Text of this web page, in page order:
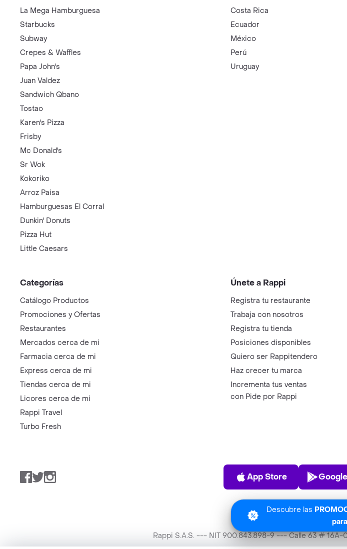
Descubre las
La Mega Hamburguesa
Starbucks
Subway
Crepes & Waffles
Papa John's
Juan Valdez
Sandwich Qbano
Tostao
Karen's Pizza
Frisby
Mc Donald's
Sr Wok
Kokoriko
Arroz Paisa
Hamburguesas El Corral
Dunkin' Donuts
Pizza Hut
Little Caesars
Costa Rica
Ecuador
México
Perú
Uruguay
Categorías
Catálogo Productos
Promociones y Ofertas
Restaurantes
Mercados cerca de mi
Farmacia cerca de mi
Express cerca de mi
Tiendas cerca de mi
Licores cerca de mi
Rappi Travel
Turbo Fresh
Únete a Rappi
Registra tu restaurante
Trabaja con nosotros
Registra tu tienda
Posiciones disponibles
Quiero ser Rappitendero
Haz crecer tu marca
Incrementa tus ventas
con Pide por Rappi
Facebook
TwitterInstagram
App Store
App Store
Rappi S.A.S. --- NIT 900.843.898-9 --- Calle 63 #